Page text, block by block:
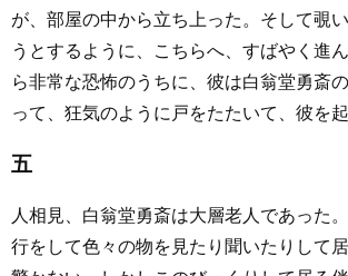
が、部屋の中から立ち上った。そして覗
うとするように、こちらへ、すばやく進
ら非常な恐怖のうちに、彼は白翁堂勇斎
って、狂気のように戸をたたいて、彼を
五
人相見、白翁堂勇斎は大層老人であった
行をして色々の物を見たり聞いたりして